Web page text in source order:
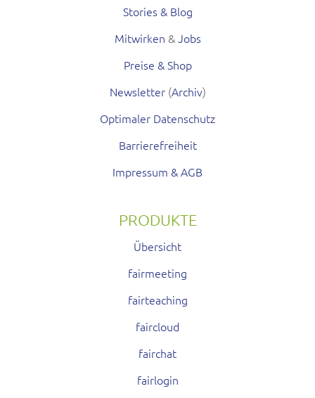
Stories & Blog
Mitwirken &Jobs
Preise & Shop
Newsletter(Archiv)
Optimaler Datenschutz
Barrierefreiheit
Impressum & AGB
PRODUKTE
Übersicht
fairmeeting
fairteaching
faircloud
fairchat
fairlogin